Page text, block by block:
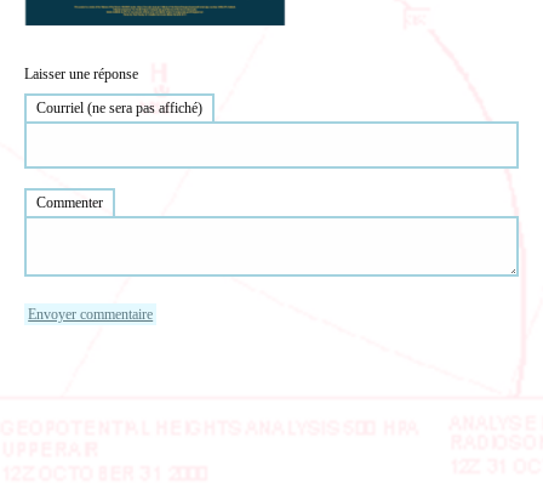
Laisser une réponse
Courriel (ne sera pas affiché)
Commenter